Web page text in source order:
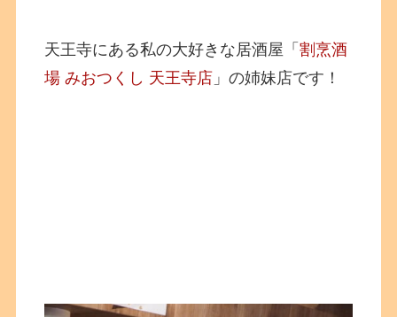
天王寺にある私の大好きな居酒屋「割烹酒
場 みおつくし 天王寺店 」の姉妹店です！